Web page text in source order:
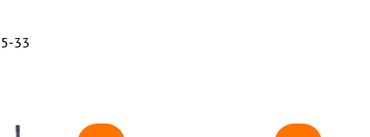
33